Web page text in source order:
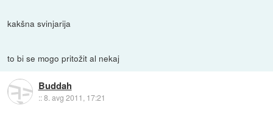
kakšna svinjarija
to bi se mogo pritožit al nekaj
Buddah
::8. avg 2011, 17:21